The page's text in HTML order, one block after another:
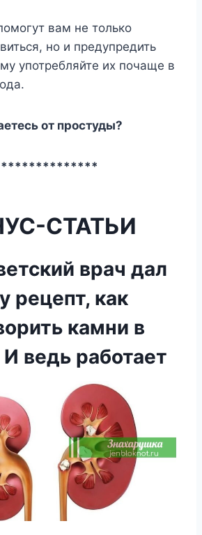
вам не только
но и предупредить
употребляйте их почаще в
от простуды?
СТАТЬИ
врач дал
рецепт, как
камни в
И ведь работает